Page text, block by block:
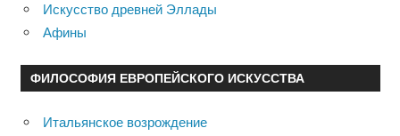
Искусство древней Эллады
Афины
ФИЛОСОФИЯ ЕВРОПЕЙСКОГО ИСКУССТВА
Итальянское возрождение